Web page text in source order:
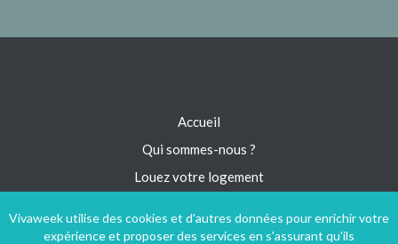
Vivaweek utilise des cookies et d'autres données pour enrichir votre
expérience et proposer des services en s'assurant qu'ils
Accueil
Qui sommes-nous ?
Louez votre logement
Plan du site